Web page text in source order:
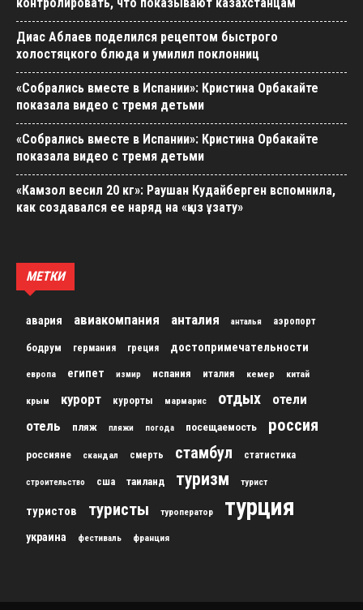
Диас Аблаев поделился рецептом быстрого
холостяцкого блюда и умилил поклонниц
«Собрались вместе в Испании»: Кристина Орбакайте
показала видео с тремя детьми
«Собрались вместе в Испании»: Кристина Орбакайте
показала видео с тремя детьми
«Камзол весил 20 кг»: Раушан Кудайберген вспомнила,
как создавался ее наряд на «қыз ұзату»
МЕТКИ
авария авиакомпания анталия анталья аэропорт
бодрум германия греция достопримечательности
европа египет измир испания италия кемер китай
крым курорт курорты мармарис отдых
отели
отель
пляж пляжи погода посещаемость россия
россияне скандал смерть стамбул статистика
строительство сша таиланд туризм турист
туристов туристы туроператор турция
украина фестиваль франция